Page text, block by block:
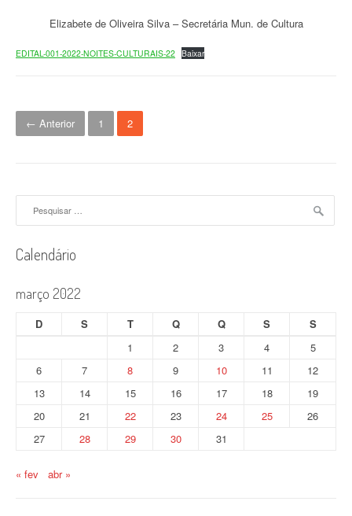
Elizabete de Oliveira Silva – Secretária Mun. de Cultura
EDITAL-001-2022-NOITES-CULTURAIS-22 Baixar
N
a
e
g
a
o
← Anterior 1 2
Calendário
março 2022
D S T Q Q S
S
1
2 3 4
5
6
7 8 9 10 11
12
13
14 15 16 17 18
19
20
21 22 23 24 25
26
27
28 29 30 31
« fev abr »